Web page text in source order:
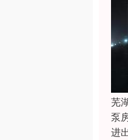
芜
泵
进